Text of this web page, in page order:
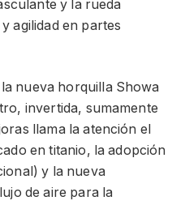
y la rueda
agilidad en partes
nueva horquilla Showa
invertida, sumamente
llama la atención el
en titanio, la adopción
y la nueva
de aire para la